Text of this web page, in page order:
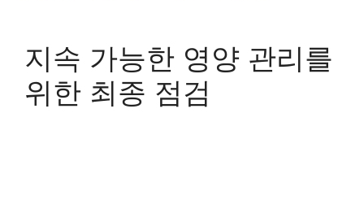
지속 가능한 영양 관리를
위한 최종 점검